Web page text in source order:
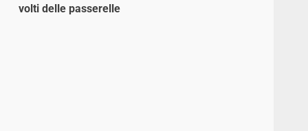
volti delle passerelle